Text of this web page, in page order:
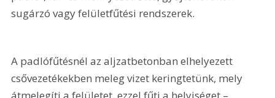
sugárzó vagy felületfűtési rendszerek.
A padlófűtésnél az aljzatbetonban elhelyezett
csővezetékekben meleg vizet keringtetünk, mely